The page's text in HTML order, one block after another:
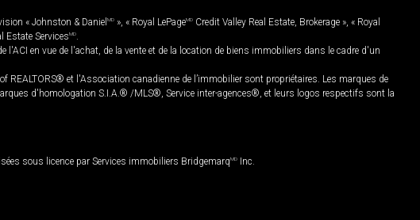
« Johnston & Daniel MD », « Royal LePageMD Credit Valley Real Estate, Brokerage », « Royal
Estate ServicesMD
en vue de l'achat, de la vente et de la location de biens immobiliers dans le cadre d'un
et l'Association canadienne de l’immobilier sont propriétaires. Les marques de
d'homologation S.I.A.® /MLS®, Service inter-agences®, et leurs logos respectifs sont la
sous licence par Services immobiliers BridgemarqMD Inc.